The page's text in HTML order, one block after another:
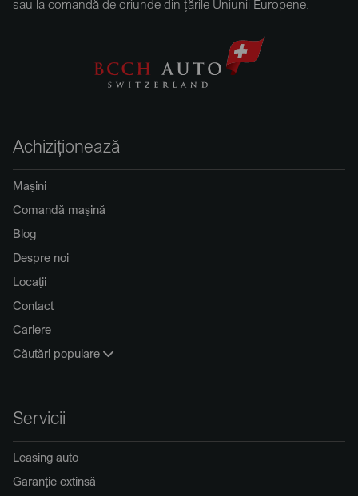
sau la comandă de oriunde din țările Uniunii Europene.
Achiziționează
Mașini
Comandă mașină
Blog
Despre noi
Locații
Contact
Cariere
Căutări populare
Servicii
Leasing auto
Garanție extinsă